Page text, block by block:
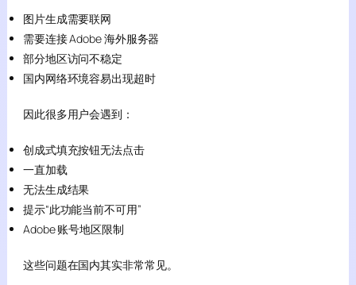
图片生成需要联网
需要连接 Adobe 海外服务器
部分地区访问不稳定
国内网络环境容易出现超时
因此很多用户会遇到：
创成式填充按钮无法点击
一直加载
无法生成结果
提示“此功能当前不可用”
Adobe 账号地区限制
这些问题在国内其实非常常见。